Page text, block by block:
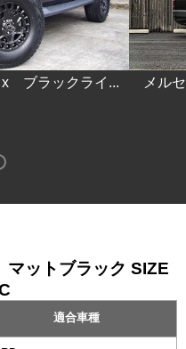
ブラックライ... メル
ットブラック SIZE
適合車種